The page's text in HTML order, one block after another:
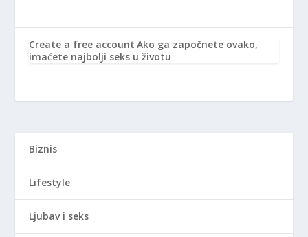
Create a free account Ako ga započnete ovako,
imaćete najbolji seks u životu
Biznis
Lifestyle
Ljubav i seks